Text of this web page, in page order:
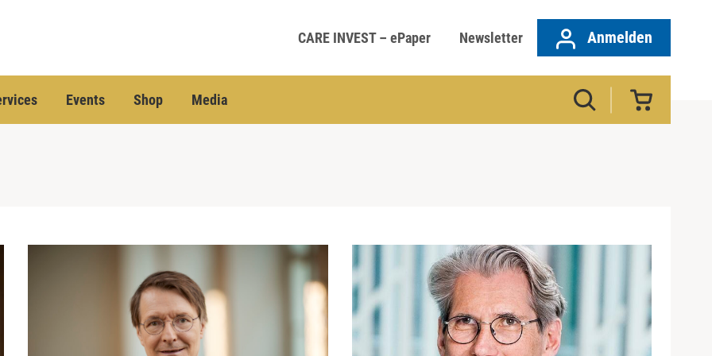
CARE INVEST – ePaper Newsletter Anmelden
Events Shop Media